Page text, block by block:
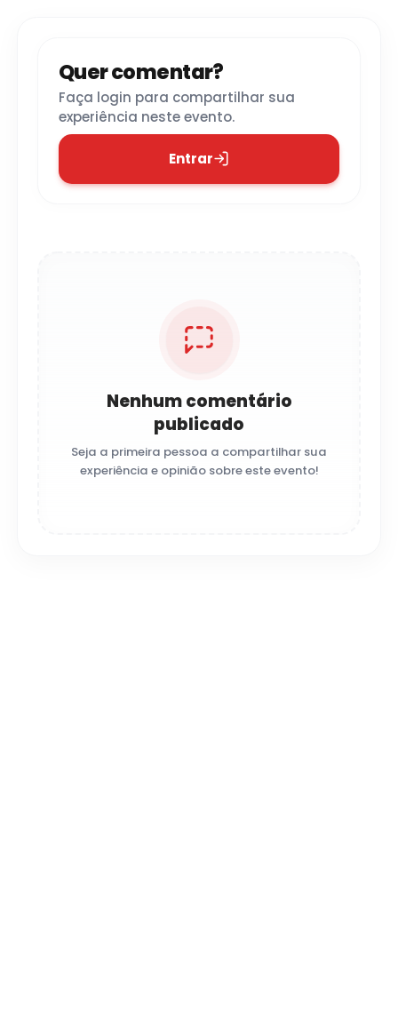
Quer comentar?
Faça login para compartilhar sua
experiência neste evento.
Entrar
Nenhum comentário
publicado
Seja a primeira pessoa a compartilhar sua
experiência e opinião sobre este evento!